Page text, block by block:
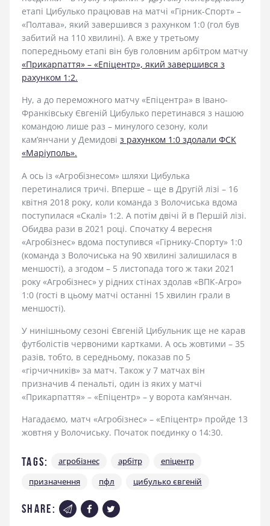
етапі Цибулько працював на матчі «Гірник-Спорт» –
«Полтава», який завершився з рахунком 1:0 (гол був
забитий на 110 хвилині). А вже у третьому
попередньому етапі він був головним арбітром матчу
«Прикарпаття» – «Епіцентр», який завершився з
рахунком 1:2.
Ну, а до переможного матчу «Епіцентра» в Івано-
Франківську Євгеній Цибулько перетинався з нашою
командою лише раз – минулого сезону, коли
кам’янчани у Демидові з рахунком 1:0 здолали ФСК
«Маріуполь».
А ось із «Агробізнесом» шляхи Цибулька
перетиналися тричі. Вперше – ще в Другій лізі – 16
квітня 2018 року, коли команда з Волочиська вдома
поступилася «Скалі» 1:2. А потім двічі й в Першій лізі.
Обидва рази в 2021 році. Спочатку 4 вересня
«Агробізнес» вдома поступився «Гірнику-Спорту» 1:0
(команда з Волочиська на 90 хвилині залишилася в
меншості), а згодом – 5 листопада того ж таки 2021
року «Агробізнес» у рідних стінах здолав «ВПК-Агро»
1:0 (гості в цьому матчі останні 15 хвилин грали в
меншості).
У нинішньому сезоні Євгеній Цибульник ще не карав
футболістів червоними картками. А ось жовтими – 35
разів, тобто, в середньому, показав по 5
«гірчичників» за матч. Також у 7 матчах він
призначив 4 пенальті, один із яких у матчі
«Прикарпаття» – «Епіцентр» – у ворота кам’янчан.
Нагадаємо, матч «Агробізнес» – «Епіцентр» пройде 13
жовтня у Волочиську. Початок поєдинку о 14:30.
Tags: агробізнес арбітр
епіцентр
призначення
пфл цибулько євгеній
share: